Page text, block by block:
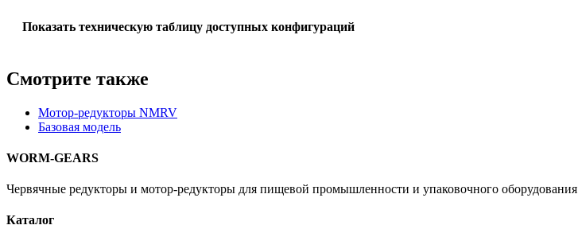
Показать техническую таблицу доступных конфигураций
Смотрите также
Мотор-редукторы NMRV
Базовая модель
WORM-GEARS
Червячные редукторы и мотор-редукторы для пищевой промышленности и упаковочного оборудования
Каталог